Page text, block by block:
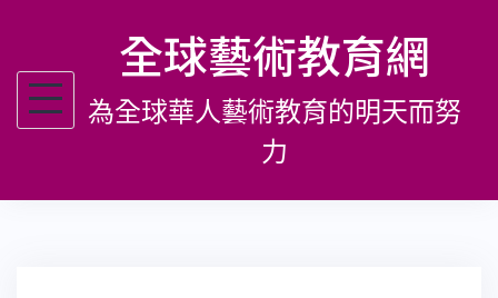
主
全球藝術教育網
為全球華人藝術教育的明天而努
力